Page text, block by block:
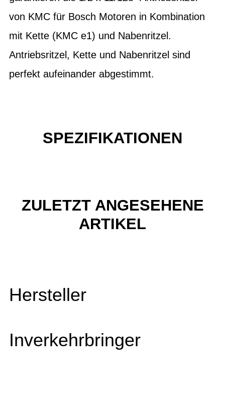
von KMC für Bosch Motoren in Kombination
mit Kette (KMC e1) und Nabenritzel.
Antriebsritzel, Kette und Nabenritzel sind
perfekt aufeinander abgestimmt.
SPEZIFIKATIONEN
ZULETZT ANGESEHENE
ARTIKEL
Hersteller
Inverkehrbringer